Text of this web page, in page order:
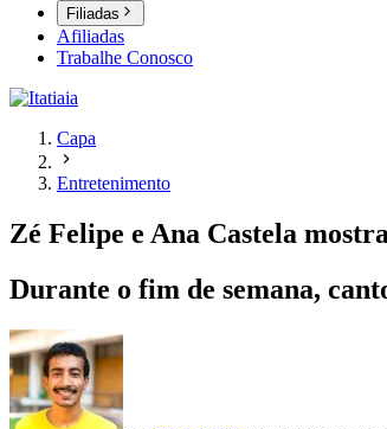
Filiadas
Afiliadas
Trabalhe Conosco
Capa
Entretenimento
Zé Felipe e Ana Castela
Durante o fim de semana,